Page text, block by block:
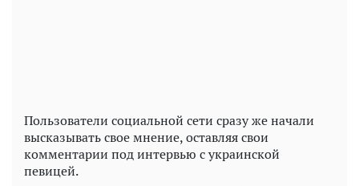
Пользователи социальной сети сразу же начали
высказывать свое мнение, оставляя свои
комментарии под интервью с украинской
певицей.